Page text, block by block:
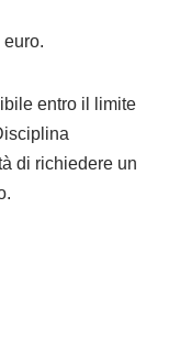
euro.
entro il limite
di richiedere un